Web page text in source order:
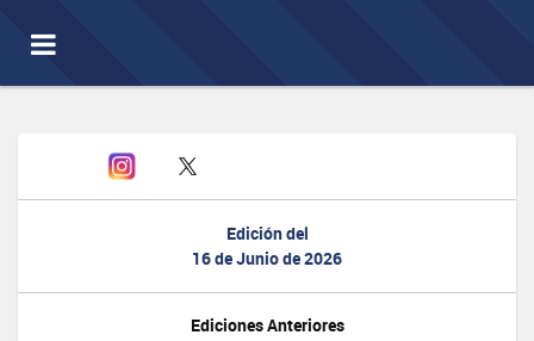
Toggle
navigation
Edición del
16 de Junio de 2026
Ediciones Anteriores